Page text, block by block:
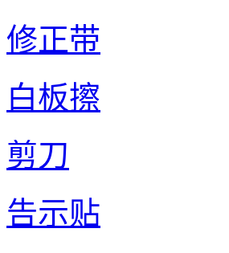
修正带
白板擦
剪刀
告示贴